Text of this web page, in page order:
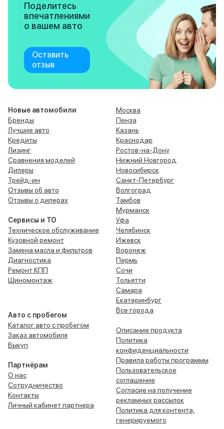
Поделитесь
впечатлениями
о вашем авто
Оставить
отзыв
Новые автомобили
Бренды
Лучшие авто
Кредиты
Лизинг
Сравнения моделей
Дилеры
Трейд-ин
Отзывы об авто
Отзывы о дилерах
Сервисы и ТО
Техническое обслуживание
Кузовной ремонт
Замена масла и фильтров
Диагностика
Ремонт КПП
Шиномонтаж
Авто с пробегом
Каталог авто с пробегом
Заказ автомобиля
Выкуп
Партнёрам
О нас
Сотрудничество
Контакты
Личный кабинет партнера
Москва
Пенза
Казань
Краснодар
Ростов-на-Дону
Нижний Новгород
Новосибирск
Санкт-Петербург
Волгоград
Тамбов
Мурманск
Уфа
Челябинск
Ижевск
Воронеж
Пермь
Сочи
Тольятти
Самара
Екатеринбург
Все города
Описание продукта
Политика
конфиденциальности
Правила работы программы
Пользовательское
соглашение
Согласие на получение
рекламных рассылок
Политика для контента,
генерируемого